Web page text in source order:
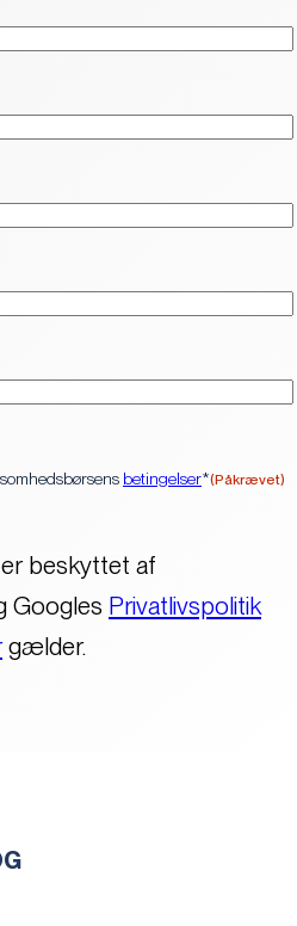
betingelser*(Påkrævet)
beskyttet af
Googles Privatlivspolitik
gælder.